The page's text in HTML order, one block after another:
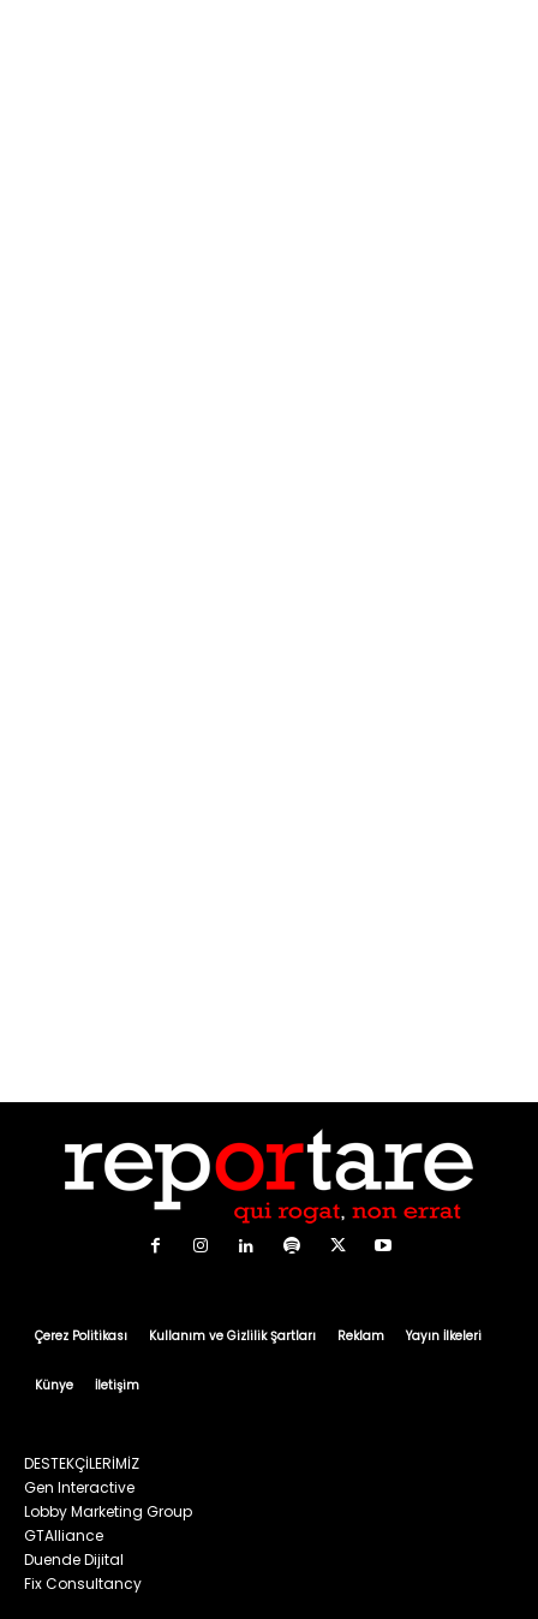
Çerez Politikası Kullanım ve Gizlilik Şartları Reklam Yayın İlkeleri
Künye İletişim
DESTEKÇİLERİMİZ
Gen Interactive
Lobby Marketing Group
GTAlliance
Duende Dijital
Fix Consultancy